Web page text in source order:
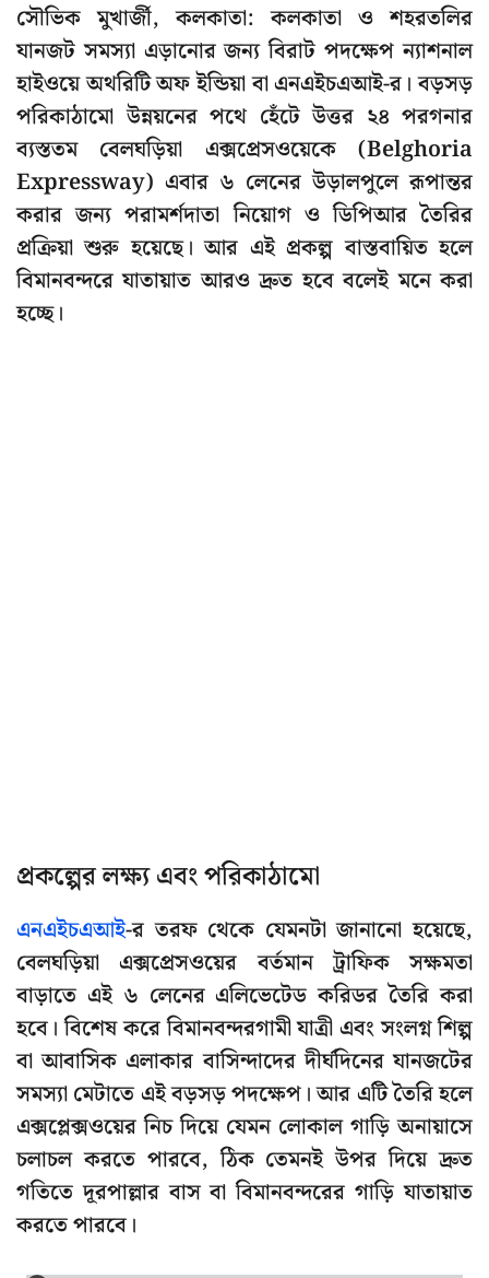
সৌভিক মুখার্জী, কলকাতা: কলকাতা ও শহরতলির
যানজট সমস্যা এড়ানোর জন্য বিরাট পদক্ষেপ ন্যাশনাল
হাইওয়ে অথরিটি অফ ইন্ডিয়া বা এনএইচএআই-র। বড়সড়
পরিকাঠামো উন্নয়নের পথে হেঁটে উত্তর ২৪ পরগনার
ব্যস্ততম বেলঘড়িয়া এক্সপ্রেসওয়েকে (Belghoria
Expressway) এবার ৬ লেনের উড়ালপুলে রূপান্তর
করার জন্য পরামর্শদাতা নিয়োগ ও ডিপিআর তৈরির
প্রক্রিয়া শুরু হয়েছে। আর এই প্রকল্প বাস্তবায়িত হলে
বিমানবন্দরে যাতায়াত আরও দ্রুত হবে বলেই মনে করা
হচ্ছে।
প্রকল্পের লক্ষ্য এবং পরিকাঠামো
এনএইচএআই-র তরফ থেকে যেমনটা জানানো হয়েছে,
বেলঘড়িয়া এক্সপ্রেসওয়ের বর্তমান ট্রাফিক সক্ষমতা
বাড়াতে এই ৬ লেনের এলিভেটেড করিডর তৈরি করা
হবে। বিশেষ করে বিমানবন্দরগামী যাত্রী এবং সংলগ্ন শিল্প
বা আবাসিক এলাকার বাসিন্দাদের দীর্ঘদিনের যানজটের
সমস্যা মেটাতে এই বড়সড় পদক্ষেপ। আর এটি তৈরি হলে
এক্সপ্লেক্সওয়ের নিচ দিয়ে যেমন লোকাল গাড়ি অনায়াসে
চলাচল করতে পারবে, ঠিক তেমনই উপর দিয়ে দ্রুত
গতিতে দূরপাল্লার বাস বা বিমানবন্দরের গাড়ি যাতায়াত
করতে পারবে।